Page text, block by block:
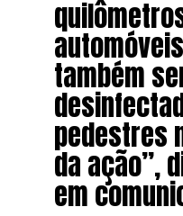
também
pedestres
da ação”,
em